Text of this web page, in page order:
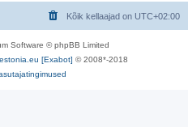
Kõik kellaajad on UTC+02:00
Software © phpBB Limited
[Exabot] © 2008*-2018